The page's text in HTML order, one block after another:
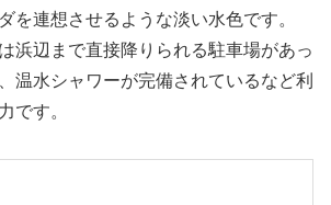
を連想させるような淡い水色です。
浜辺まで直接降りられる駐車場があっ
温水シャワーが完備されているなど利
です。